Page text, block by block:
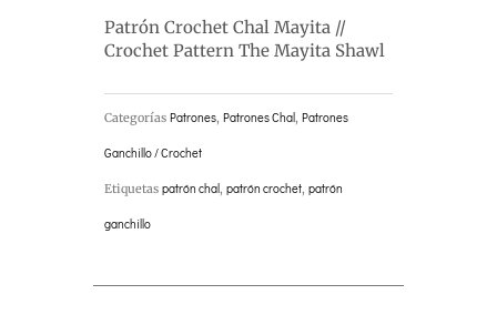
Patrón Crochet Chal Mayita //
Crochet Pattern The Mayita Shawl
Categorías Patrones, Patrones Chal, Patrones
Ganchillo / Crochet
Etiquetas patrón chal, patrón crochet, patrón
ganchillo